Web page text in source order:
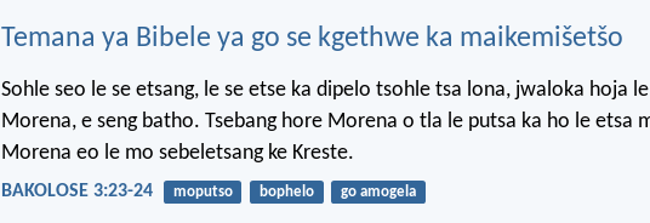
Temana ya Bibele ya go se kgethwe ka maikemišetšo
Sohle seo le se etsang, le se etse ka dipelo tsohle tsa lona, jwaloka hoja
Morena, e seng batho. Tsebang hore Morena o tla le putsa ka ho le etsa
Morena eo le mo sebeletsang ke Kreste.
BAKOLOSE 3:23-24 moputso bophelo go amogela